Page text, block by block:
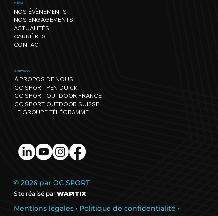
beaux parcours s'offre une édition
record !
MENU
NOS ÉVÈNEMENTS
NOS ENGAGEMENTS
ACTUALITÉS
CARRIÈRES
CONTACT
À PROPOS
À PROPOS DE NOUS
OC SPORT PEN DUICK
OC SPORT OUTDOOR FRANCE
OC SPORT OUTDOOR SUISSE
LE GROUPE TÉLÉGRAMME
© 2026 par OC SPORT
Site réalisé par
Mentions légales • Politique de confidentialité •